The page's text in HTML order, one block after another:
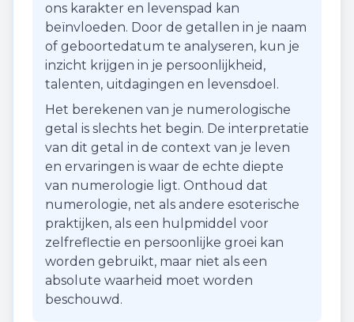
ons karakter en levenspad kan
beïnvloeden. Door de getallen in je naam
of geboortedatum te analyseren, kun je
inzicht krijgen in je persoonlijkheid,
talenten, uitdagingen en levensdoel.
Het berekenen van je numerologische
getal is slechts het begin. De interpretatie
van dit getal in de context van je leven
en ervaringen is waar de echte diepte
van numerologie ligt. Onthoud dat
numerologie, net als andere esoterische
praktijken, als een hulpmiddel voor
zelfreflectie en persoonlijke groei kan
worden gebruikt, maar niet als een
absolute waarheid moet worden
beschouwd.